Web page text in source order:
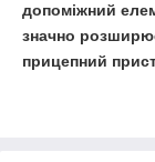
допоміжний
значно
прицепний
довговічність